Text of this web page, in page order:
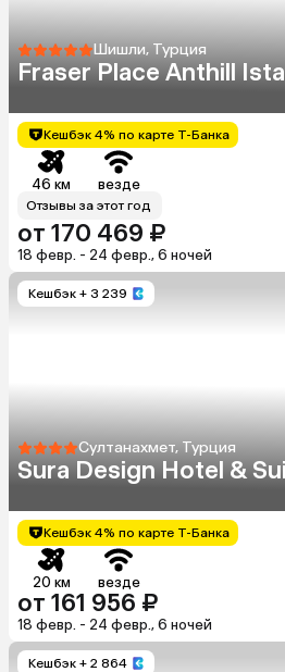
Шишли, Турция
Fraser Place Anthill
Кешбэк 4% по карте Т-Банка
46 км везде
Отзывы за этот год
от 170 469 ₽
18 февр. - 24 февр., 6 ночей
Кешбэк + 3 239
Султанахмет, Турция
Sura Design Hotel &
Кешбэк 4% по карте Т-Банка
20 км везде
от 161 956 ₽
18 февр. - 24 февр., 6 ночей
Кешбэк + 2 864